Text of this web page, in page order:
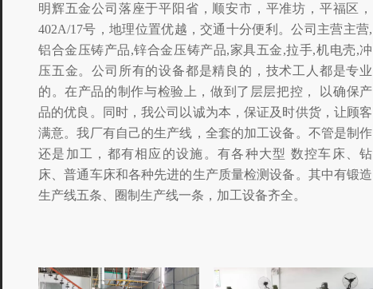
明辉五金公司落座于平阳省，顺安市，平准坊，平福区，
402A/17号，地理位置优越，交通十分便利。公司主营主营,
铝合金压铸产品,锌合金压铸产品,家具五金,拉手,机电壳,冲
压五金。公司所有的设备都是精良的，技术工人都是专业
的。在产品的制作与检验上，做到了层层把控， 以确保产
品的优良。同时，我公司以诚为本，保证及时供货，让顾客
满意。我厂有自己的生产线，全套的加工设备。不管是制作
还是加工，都有相应的设施。有各种大型 数控车床、钻
床、普通车床和各种先进的生产质量检测设备。其中有锻造
生产线五条、圈制生产线一条，加工设备齐全。